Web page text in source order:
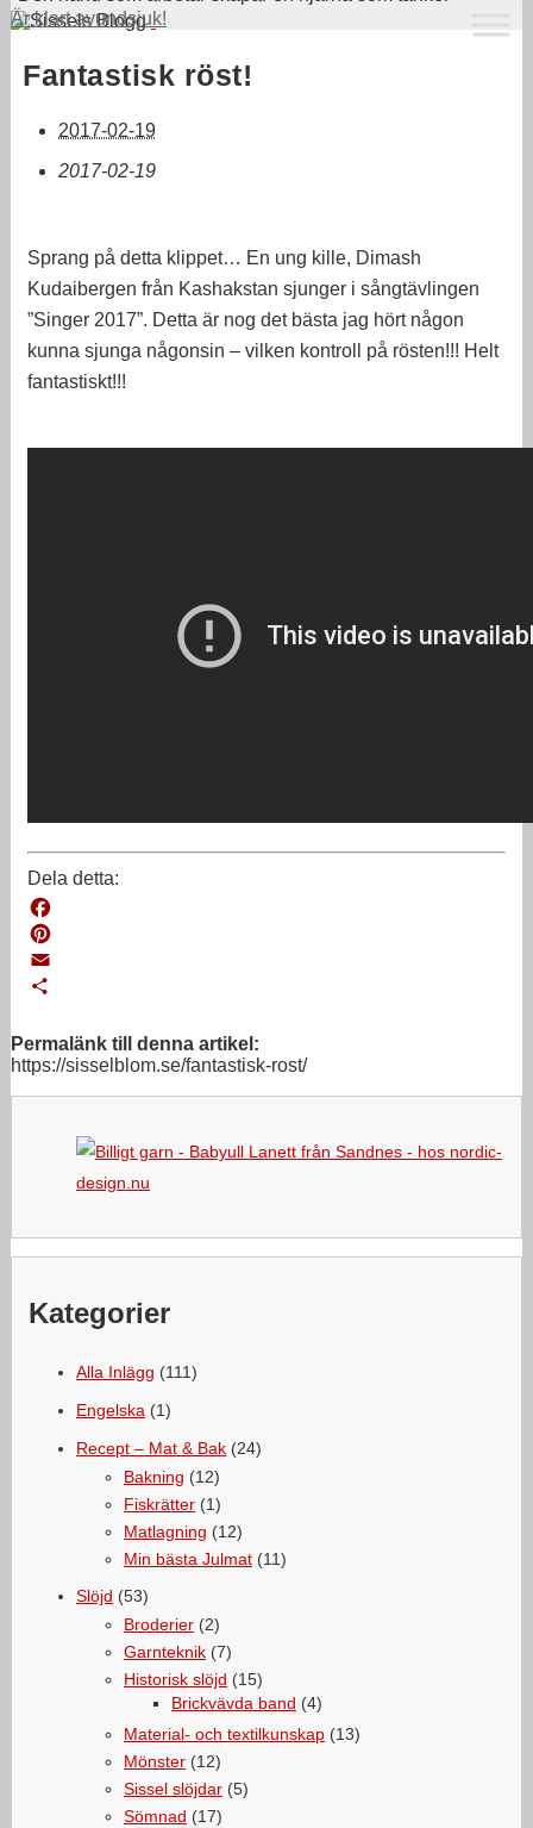
Är klart avundsjuk!
Fantastisk röst!
2017-02-19
2017-02-19
Sprang på detta klippet… En ung kille, Dimash
Kudaibergen från Kashakstan sjunger i sångtävlingen
”Singer 2017”. Detta är nog det bästa jag hört någon
kunna sjunga någonsin – vilken kontroll på rösten!!! Helt
fantastiskt!!!
Dela detta:
Facebook
Pinterest
Email
Permalänk till denna artikel:
https://sisselblom.se/fantastisk-rost/
Kategorier
Alla Inlägg (111)
Engelska (1)
Recept – Mat & Bak (24)
Bakning (12)
Fiskrätter (1)
Matlagning (12)
Min bästa Julmat (11)
Slöjd (53)
Broderier (2)
Garnteknik (7)
Historisk slöjd (15)
Brickvävda band (4)
Material- och textilkunskap (13)
Mönster (12)
Sissel slöjdar (5)
Sömnad (17)